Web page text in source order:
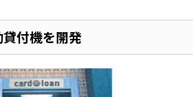
付機を開発